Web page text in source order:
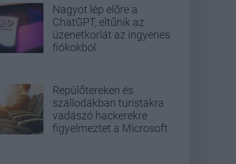
Nagyot lép előre a
ChatGPT, eltűnik az
üzenetkorlát az ingyenes
fiókokból
Repülőtereken és
szállodákban turistákra
vadászó hackerekre
figyelmeztet a Microsoft